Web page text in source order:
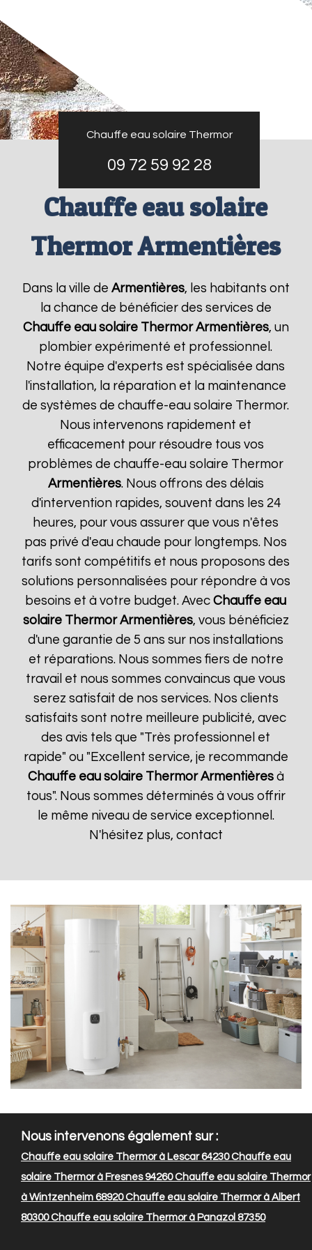
Chauffe eau solaire Thermor
09 72 59 92 28
Chauffe eau solaire
Thermor Armentières
Dans la ville de Armentières, les habitants ont
la chance de bénéficier des services de
Chauffe eau solaire Thermor Armentières, un
plombier expérimenté et professionnel.
Notre équipe d'experts est spécialisée dans
l'installation, la réparation et la maintenance
de systèmes de chauffe-eau solaire Thermor.
Nous intervenons rapidement et
efficacement pour résoudre tous vos
problèmes de chauffe-eau solaire Thermor
Armentières. Nous offrons des délais
d'intervention rapides, souvent dans les 24
heures, pour vous assurer que vous n'êtes
pas privé d'eau chaude pour longtemps. Nos
tarifs sont compétitifs et nous proposons des
solutions personnalisées pour répondre à vos
besoins et à votre budget. AvecChauffe eau
solaire Thermor Armentières, vous bénéficiez
d'une garantie de 5 ans sur nos installations
et réparations. Nous sommes fiers de notre
travail et nous sommes convaincus que vous
serez satisfait de nos services. Nos clients
satisfaits sont notre meilleure publicité, avec
des avis tels que "Très professionnel et
rapide" ou "Excellent service, je recommande
Chauffe eau solaire Thermor Armentièresà
tous". Nous sommes déterminés à vous offrir
le même niveau de service exceptionnel.
N'hésitez plus, contact
Nous intervenons également sur :
Chauffe eau solaire Thermor à Lescar 64230Chauffe eau
solaire Thermor à Fresnes 94260Chauffe eau solaire Thermor
à Wintzenheim 68920Chauffe eau solaire Thermor à Albert
80300Chauffe eau solaire Thermor à Panazol 87350